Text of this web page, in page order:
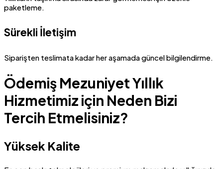
paketleme.
Sürekli İletişim
Siparişten teslimata kadar her aşamada güncel bilgilendirme.
Ödemiş Mezuniyet Yıllık
Hizmetimiz için Neden Bizi
Tercih Etmelisiniz?
Yüksek Kalite